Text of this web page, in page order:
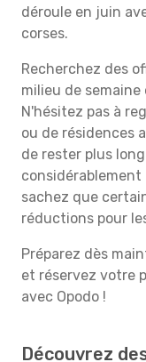
déroule en juin
corses.
Recherchez des
milieu de
N'hésitez pas à
ou de résidences
de rester plus
considérablement
sachez que
réductions pour
Préparez dès
et réservez votre
avec Opodo !
Découvrez